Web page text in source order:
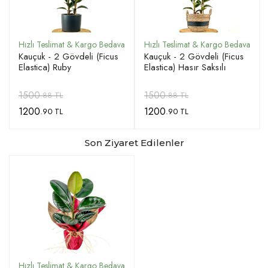
Kauçuk - 2 Gövdeli (Ficus
Elastica) Ruby
1500.88 TL
1200.90 TL
Kauçuk - 2 Gövdeli (Ficus
Elastica) Hasır Saksılı
1500.88 TL
1200.90 TL
Son Ziyaret Edilenler